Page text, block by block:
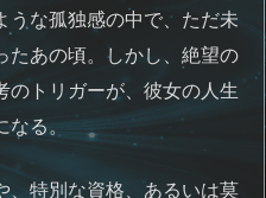
うな孤独感の中で、ただ未
たあの頃。しかし、絶望の
のトリガーが、彼女の人生
なる。
、特別な資格、あるいは莫